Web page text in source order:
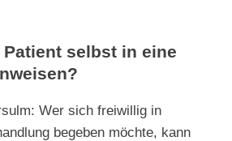
selbst in eine
Wer sich freiwillig in
begeben möchte, kann